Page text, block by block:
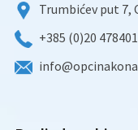
Trumbićev put 7,
+385 (0)20 478401